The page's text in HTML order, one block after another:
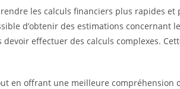
les calculs financiers plus rapides et
d’obtenir des estimations concernant
effectuer des calculs complexes.
en offrant une meilleure compréhension